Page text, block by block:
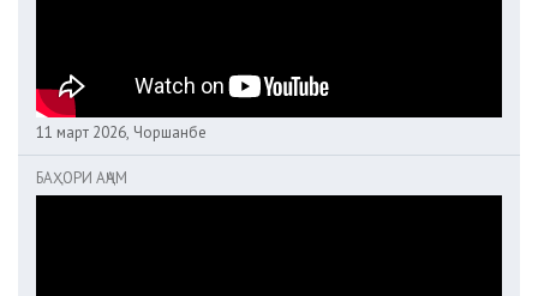
11 март 2026, Чоршанбе
БАҲОРИ АҶАМ